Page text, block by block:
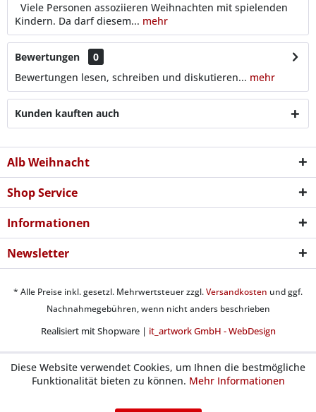
Viele Personen assoziieren Weihnachten mit spielenden
Kindern. Da darf diesem... mehr
Bewertungen
0
Bewertungen lesen, schreiben und diskutieren... mehr
Kunden kauften auch
Alb Weihnacht
Shop Service
Informationen
Newsletter
* Alle Preise inkl. gesetzl. Mehrwertsteuer zzgl.Versandkosten und ggf.
Nachnahmegebühren, wenn nicht anders beschrieben
Realisiert mit Shopware | it_artwork GmbH - WebDesign
Diese Website verwendet Cookies, um Ihnen die bestmögliche
Funktionalität bieten zu können. Mehr Informationen